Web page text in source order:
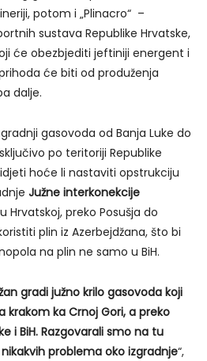
potom i „Plinacro“ –
sustava Republike Hrvatske,
će obezbjediti jeftiniji energent i
će biti od produženja
dalje.
gasovoda od Banja Luke do
po teritoriji Republike
hoće li nastaviti opstrukciju
Južne interkonekcije
Hrvatskoj, preko Posušja do
plin iz Azerbejdžana, što bi
na plin ne samo u BiH.
gradi južno krilo gasovoda koji
krakom ka Crnoj Gori, a preko
i BiH. Razgovarali smo na tu
problema oko izgradnje“,